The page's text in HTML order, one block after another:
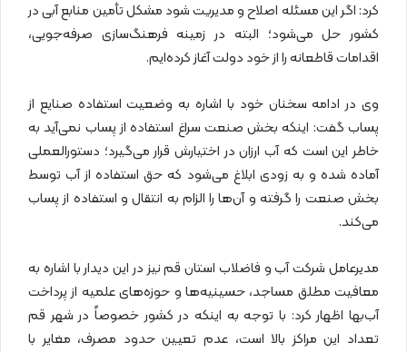
کرد: اگر این مسئله اصلاح و مدیریت شود مشکل تأمین منابع آبی در
کشور حل می‌شود؛ البته در زمینه فرهنگ‌سازی صرفه‌جویی،
اقدامات قاطعانه را از خود دولت آغاز کرده‌ایم.
وی در ادامه سخنان خود با اشاره به وضعیت استفاده صنایع از
پساب گفت: اینکه بخش صنعت سراغ استفاده از پساب نمی‌آید به
خاطر این است که آب ارزان در اختیارش قرار می‌گیرد؛ دستورالعملی
آماده شده و به زودی ابلاغ می‌شود که حق استفاده از آب توسط
بخش صنعت را گرفته و آن‌ها را الزام به انتقال و استفاده از پساب
می‌کند.
مدیرعامل شرکت آب و فاضلاب استان قم نیز در این دیدار با اشاره به
معافیت مطلق مساجد، حسینیه‌ها و حوزه‌های علمیه از پرداخت
آب‌بها اظهار کرد: با توجه به اینکه در کشور خصوصاً در شهر قم
تعداد این مراکز بالا است، عدم تعیین حدود مصرف، مغایر با